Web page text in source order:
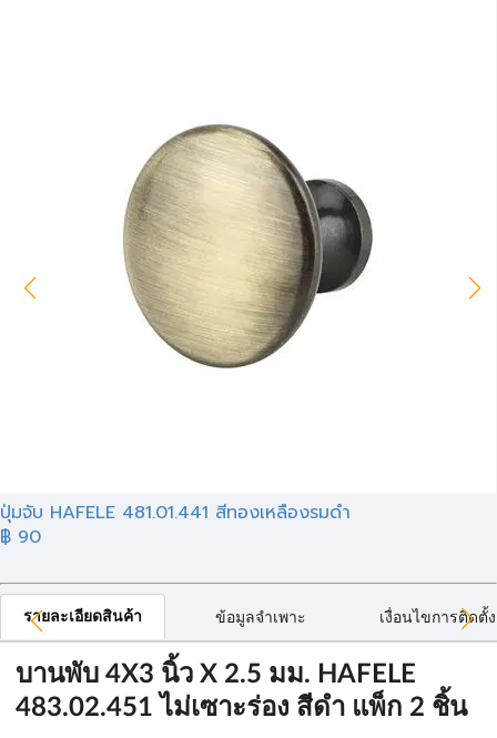
ปุ่มจับ HAFELE 481.01.441 สีทองเหลืองรมดำ
฿ 90
รายละเอียดสินค้า ข้อมูลจำเพาะ เงื่อนไขการติดตั้ง
บานพับ 4X3 นิ้ว X 2.5 มม. HAFELE
483.02.451 ไม่เซาะร่อง สีดำ แพ็ก 2 ชิ้น